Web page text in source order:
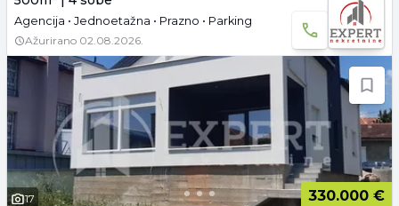
Agencija • Jednoetažna • Prazno • Parking
Ažurirano 02.08.2026.
17 330.000 €